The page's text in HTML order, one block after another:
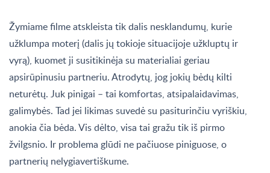
Žymiame filme atskleista tik dalis nesklandumų, kurie
užklumpa moterį (dalis jų tokioje situacijoje užkluptų ir
vyrą), kuomet ji susitikinėja su materialiai geriau
apsirūpinusiu partneriu. Atrodytų, jog jokių bėdų kilti
neturėtų. Juk pinigai – tai komfortas, atsipalaidavimas,
galimybės. Tad jei likimas suvedė su pasiturinčiu vyriškiu,
anokia čia bėda. Vis dėlto, visa tai gražu tik iš pirmo
žvilgsnio. Ir problema glūdi ne pačiuose piniguose, o
partnerių nelygiavertiškume.